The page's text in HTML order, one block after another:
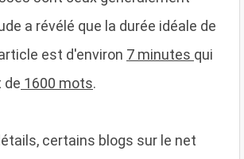
a révélé que la durée idéale de
est d'environ 7 minutes qui
de 1600 mots.
certains blogs sur le net